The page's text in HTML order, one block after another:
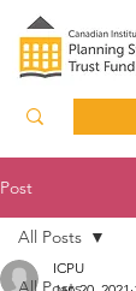
Post
All Posts
ICPU